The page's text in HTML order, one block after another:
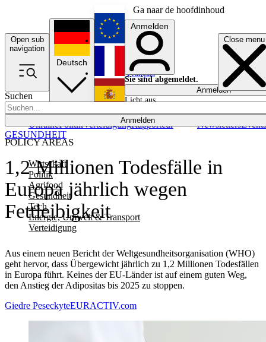
Ga naar de hoofdinhoud
Open sub
navigation
Close menu
Suchen
Anmelden
POLICY AREAS
Wirtschaft
Politik
Agrifood
Gesundheit
Tech
Energie, Umwelt & Transport
Verteidigung
UkrainePolitikVerteidigungRapporteur NewslettersEvents
Deutsch
English
Français
Anmelden
Sie sind abgemeldet.
Anmelden
Licht aus
1,2 Millionen Todesfälle in
Europa jährlich wegen
Fettleibigkeit
Aus einem neuen Bericht der Weltgesundheitsorganisation (WHO)
geht hervor, dass Übergewicht jährlich zu 1,2 Millionen Todesfällen
in Europa führt. Keines der EU-Länder ist auf einem guten Weg,
den Anstieg der Adipositas bis 2025 zu stoppen.
GESUNDHEIT
Giedre PeseckyteEURACTIV.com